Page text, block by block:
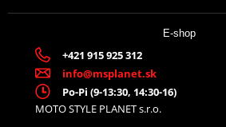
Na centrálnom sklade
E-shop
+421 915 925 312
info@msplanet.sk
Po-Pi (9-13:30, 14:30-16)
MOTO STYLE PLANET s.r.o.